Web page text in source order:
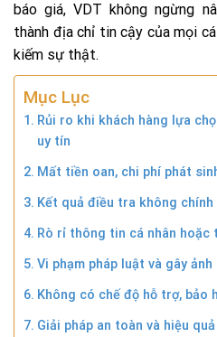
báo giá, VDT không ngừng
thành địa chỉ tin cậy của mọi
kiếm sự thật.
Mục Lục
Rủi ro khi khách hàng lựa
uy tín
Mất tiền oan, chi phí phát
Kết quả điều tra không
Rò rỉ thông tin cá nhân hoặc
Vi phạm pháp luật và gây
Không có chế độ hỗ trợ, bảo
Giải pháp an toàn và hiệu